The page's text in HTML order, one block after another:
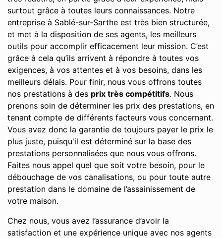
surtout grâce à toutes leurs connaissances. Notre
entreprise à Sablé-sur-Sarthe est très bien structurée,
et met à la disposition de ses agents, les meilleurs
outils pour accomplir efficacement leur mission. C’est
grâce à cela qu’ils arrivent à répondre à toutes vos
exigences, à vos attentes et à vos besoins, dans les
meilleurs délais. Pour finir, nous vous offrons toutes
nos prestations à des prix très compétitifs. Nous
prenons soin de déterminer les prix des prestations, en
tenant compte de différents facteurs vous concernant.
Vous avez donc la garantie de toujours payer le prix le
plus juste, puisqu'il est déterminé sur la base des
prestations personnalisées que nous vous offrons.
Faites nous appel quel que soit votre besoin, pour le
débouchage de vos canalisations, ou pour toute autre
prestation dans le domaine de l’assainissement de
votre maison.
Chez nous, vous avez l’assurance d’avoir la
satisfaction et une expérience unique avec nos agents